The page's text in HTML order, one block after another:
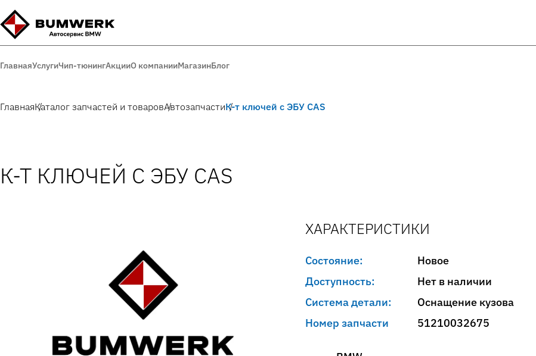
ГлавнаяУслугиЧип-тюнингАкцииО компанииМагазинБлог
ГлавнаяКаталог запчастей и товаровАвтозапчастиК-т ключей с ЭБУ CAS
К-Т КЛЮЧЕЙ С ЭБУ CAS
ХАРАКТЕРИСТИКИ
Состояние:
Новое
Доступность:
Нет в наличии
Система детали:
Оснащение кузова
Номер запчасти
51210032675